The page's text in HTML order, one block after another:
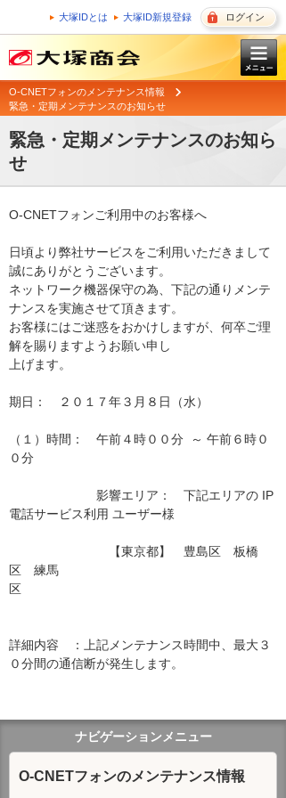
大塚IDとは 大塚ID新規登録 ログイン
O-CNETフォンのメンテナンス情報
緊急・定期メンテナンスのお知らせ
緊急・定期メンテナンスのお知ら
せ
O-CNETフォンご利用中のお客様へ
日頃より弊社サービスをご利用いただきまして
誠にありがとうございます。
ネットワーク機器保守の為、下記の通りメンテ
ナンスを実施させて頂きます。
お客様にはご迷惑をおかけしますが、何卒ご理
解を賜りますようお願い申し
上げます。
期日：　２０１７年３月８日（水）
（１）時間：　午前４時００分  ～ 午前６時０
０分
影響エリア：　下記エリアの IP
電話サービス利用 ユーザー様
【東京都】　豊島区　板橋
区　練馬
区
詳細内容　：上記メンテナンス時間中、最大３
０分間の通信断が発生します。
ナビゲーションメニュー
O-CNETフォンのメンテナンス情報